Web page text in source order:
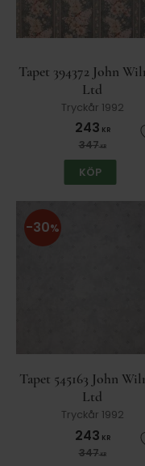
Tapet 394372 John
Ltd
Tryckår 1992
243 KR
347KR
KÖP
Tapet 545163 John
Ltd
Tryckår 1992
243 KR
347KR
30%